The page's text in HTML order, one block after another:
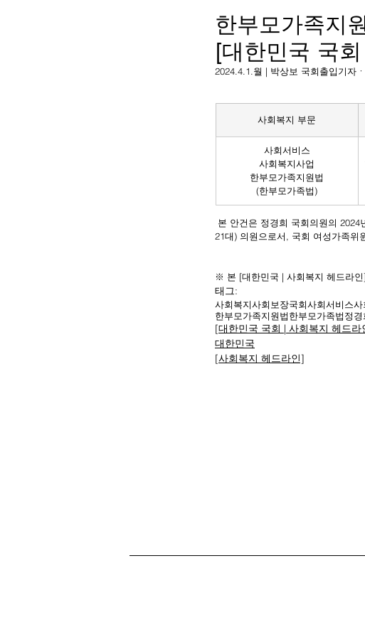
한부모가족지
[대한민국 국
2024.4.1.월 | 박상보 국회출입기자
사회복지 부문
사회서비스
사회복지사업
한부모가족지원법
(한부모가족법)
본 안건은 정경희 국회의원의
21대) 의원으로서, 국회 여성가족위
※ 본 [대한민국 | 사회복지 헤드라
태그:
사회복지사회보장국회사회서비스사
한부모가족지원법한부모가족법정경
[대한민국 국회 | 사회복지 헤드라
대한민국
[사회복지 헤드라인]